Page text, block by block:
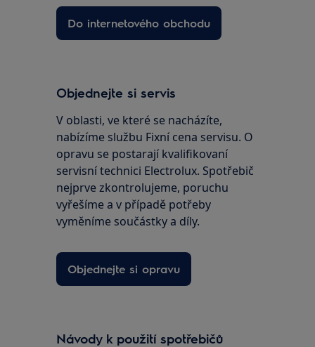
Do internetového obchodu
Objednejte si servis
V oblasti, ve které se nacházíte,
nabízíme službu Fixní cena servisu. O
opravu se postarají kvalifikovaní
servisní technici Electrolux. Spotřebič
nejprve zkontrolujeme, poruchu
vyřešíme a v případě potřeby
vyměníme součástky a díly.
Objednejte si opravu
Návody k použití spotřebičů